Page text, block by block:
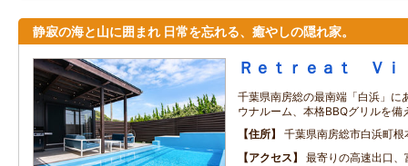
静寂の海と山に囲まれ 日常を忘れる、癒やしの隠れ家。
Ｒｅｔｒｅａｔ Ｖ
千葉県南房総の最南端「白浜」
ウナルーム、本格BBQグリルを備
住所
千葉県南房総市白浜町根
アクセス
最寄りの高速出口